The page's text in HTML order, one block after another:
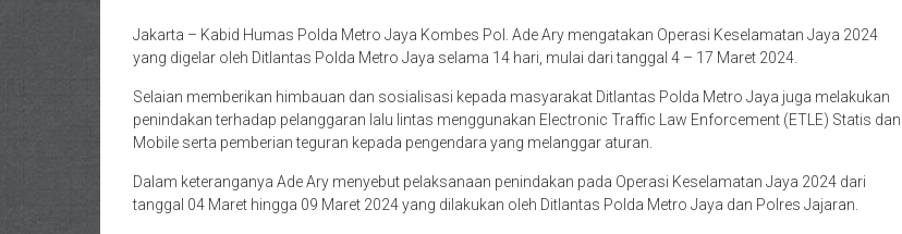
Jakarta – Kabid Humas Polda Metro Jaya Kombes Pol. Ade Ary mengatakan Operasi Keselamatan Jaya 2024
yang digelar oleh Ditlantas Polda Metro Jaya selama 14 hari, mulai dari tanggal 4 – 17 Maret 2024.
Selaian memberikan himbauan dan sosialisasi kepada masyarakat Ditlantas Polda Metro Jaya juga melakukan
penindakan terhadap pelanggaran lalu lintas menggunakan Electronic Traffic Law Enforcement (ETLE) Statis dan
Mobile serta pemberian teguran kepada pengendara yang melanggar aturan.
Dalam keteranganya Ade Ary menyebut pelaksanaan penindakan pada Operasi Keselamatan Jaya 2024 dari
tanggal 04 Maret hingga 09 Maret 2024 yang dilakukan oleh Ditlantas Polda Metro Jaya dan Polres Jajaran.